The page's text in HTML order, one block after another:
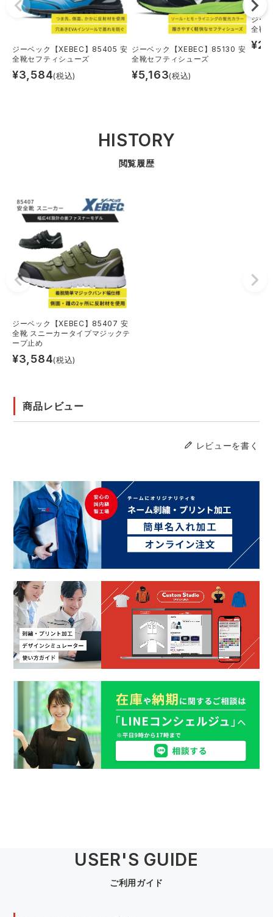
ジーベック【XEBEC】85405 安
全靴セフティシューズ
¥3,584(税込)
ジーベック【XEBEC】85130 安
全靴セフティシューズ
¥5,163(税込)
ジー
全靴
¥
HISTORY
閲覧履歴
ジーベック【XEBEC】85407 安
全靴 スニーカータイプマジックテ
ープ止め
¥3,584(税込)
商品レビュー
レビューを書く
USER'S GUIDE
ご利用ガイド